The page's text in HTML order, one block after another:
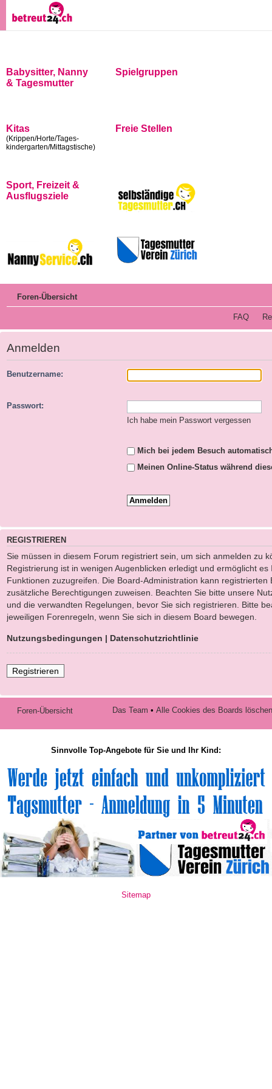
Babysitter, Nanny
& Tagesmutter
Spielgruppen
Kitas
(Krippen/Horte/Tages-
kindergarten/Mittagstische)
Freie Stellen
Sport, Freizeit &
Ausflugsziele
Foren-Übersicht
FAQ
Anmelden
Benutzername:
Passwort:
Ich habe mein Passwort vergessen
Mich bei jedem Besuch
Meinen Online-Status während
REGISTRIEREN
Sie müssen in diesem Forum registriert sein, um sich anmelden zu
Registrierung ist in wenigen Augenblicken erledigt und ermöglicht
Funktionen zuzugreifen. Die Board-Administration kann registrierten
zusätzliche Berechtigungen zuweisen. Beachten Sie bitte unsere
und die verwandten Regelungen, bevor Sie sich registrieren. Bitte
jeweiligen Forenregeln, wenn Sie sich in diesem Board bewegen.
Nutzungsbedingungen | Datenschutzrichtlinie
Registrieren
Foren-Übersicht Das Team • Alle Cookies des Boards löschen
Sinnvolle Top-Angebote für Sie und Ihr Kind:
Sitemap